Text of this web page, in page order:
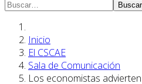
Buscar
Inicio
El CSCAE
Sala de Comunicación
Los economistas